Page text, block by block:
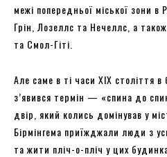
межі попередньої міської зони в
Грін, Лозеллс та Нечеллс, а
та Смол-Гіті.
Але саме в ті часи ХІХ століття в
з’явився термін — «спина до
двір, який колись домінував у
Бірмінгема приїжджали люди з
та жити пліч-о-пліч у цих